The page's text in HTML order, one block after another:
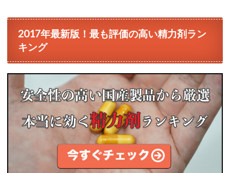
2017年最新版！最も評価の高い精力剤ラン
キング